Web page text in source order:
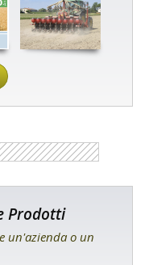
Prodotti
un'azienda o un